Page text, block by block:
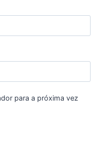
para a próxima vez